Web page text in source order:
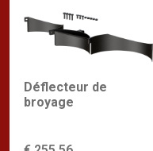
Déflecteur de
broyage